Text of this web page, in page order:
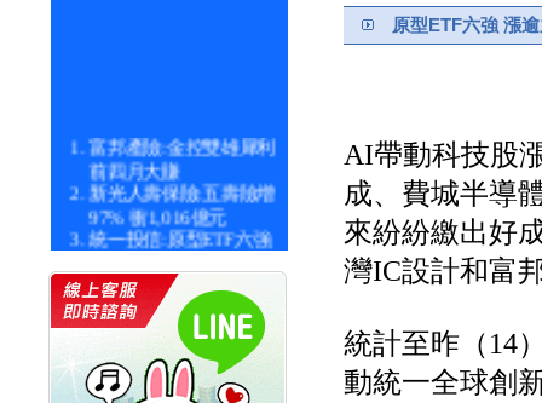
富邦產險:金控雙雄犀利
前四月大賺
新光人壽保險:五壽險增
97% 衝1,016億元
統一投信:原型ETF六強
漲逾九成
統一投信:主動式ETF溢
價 被盯上
新光人壽保險:新壽Q1外
價金將達996億
宇辰系統科技:宇辰業績
創新高 啟動興櫃轉上櫃
原型ETF六強 漲
AI帶動科技股
成、費城半導
來紛紛繳出好
灣IC設計和富
統計至昨（14
動統一全球創